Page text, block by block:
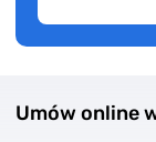
Umów online